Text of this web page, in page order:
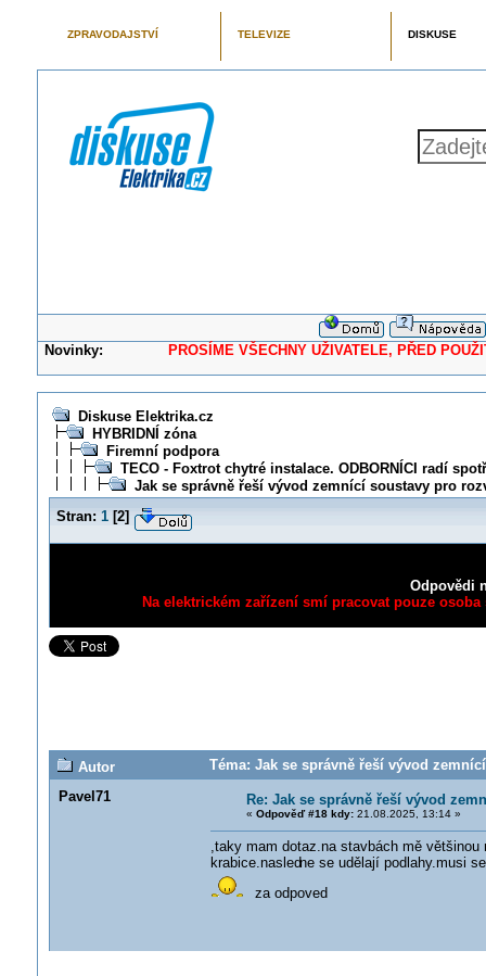
ZPRAVODAJSTVÍ TELEVIZE DISKUSE
Novinky: PROSÍME VŠECHNY UŽIVATELE, PŘED
Diskuse Elektrika.cz
HYBRIDNÍ zóna
Firemní podpora
TECO - Foxtrot chytré instalace. ODBORNÍCI radí
Jak se správně řeší vývod zemnící soustavy pro
Stran: 1[2]
Odpovědi
Na elektrickém zařízení smí pracovat pouze
Autor
Téma: Jak se správně řeší vývod
Pavel71
Re: Jak se správně řeší vývod
« Odpověď #18 kdy:21.08.2025, 13:14 »
,taky mam dotaz.na stavbách mě
krabice.nasledne se udělají podlahy.musi
za odpoved